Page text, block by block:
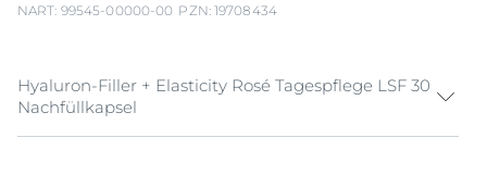
NART: 99545-00000-00 PZN: 19708434
Hyaluron-Filler + Elasticity Rosé Tagespflege LSF 30
Nachfüllkapsel